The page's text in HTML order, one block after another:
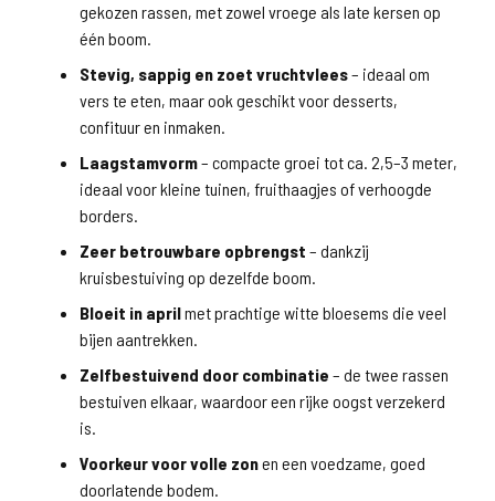
gekozen rassen, met zowel vroege als late kersen op
één boom.
Stevig, sappig en zoet vruchtvlees– ideaal om
vers te eten, maar ook geschikt voor desserts,
confituur en inmaken.
Laagstamvorm– compacte groei tot ca. 2,5–3 meter,
ideaal voor kleine tuinen, fruithaagjes of verhoogde
borders.
Zeer betrouwbare opbrengst – dankzij
kruisbestuiving op dezelfde boom.
Bloeit in aprilmet prachtige witte bloesems die veel
bijen aantrekken.
Zelfbestuivend door combinatie – de twee rassen
bestuiven elkaar, waardoor een rijke oogst verzekerd
is.
Voorkeur voor volle zonen een voedzame, goed
doorlatende bodem.